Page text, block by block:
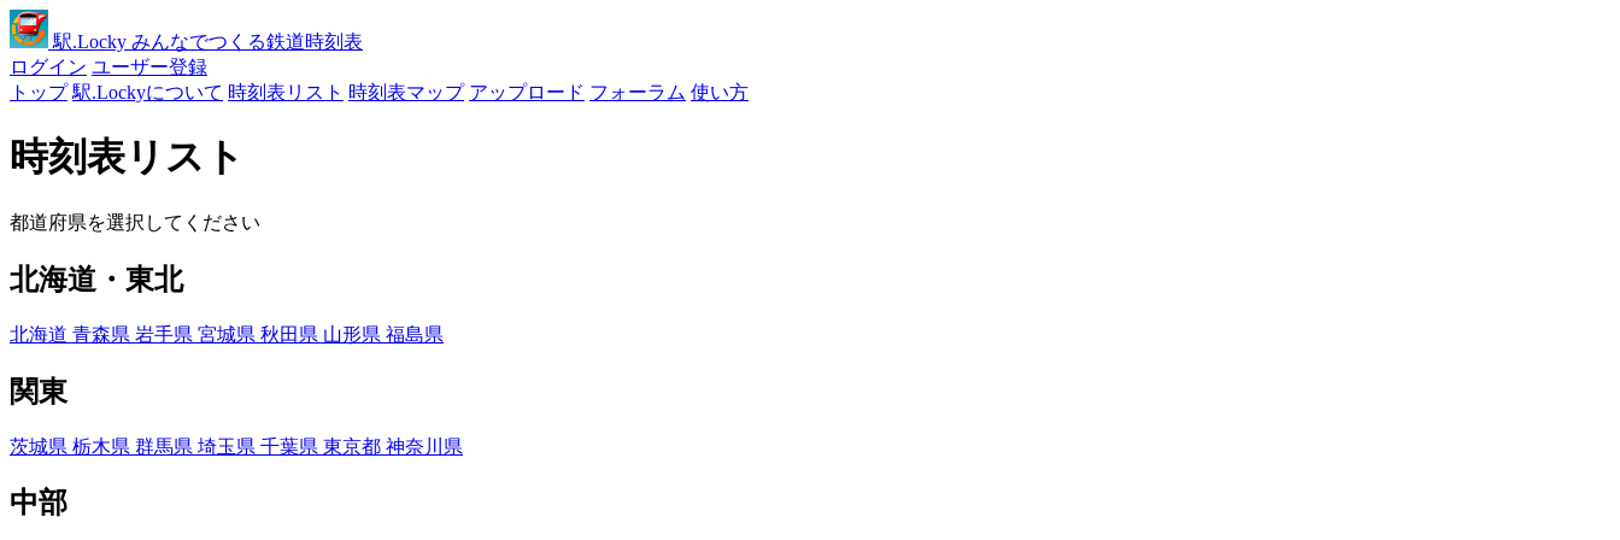
駅.Locky みんなでつくる鉄道時刻表
ログイン ユーザー登録
トップ 駅.Lockyについて 時刻表リスト 時刻表マップ アップロード フォーラム 使い方
時刻表リスト
都道府県を選択してください
北海道・東北
北海道 青森県 岩手県 宮城県 秋田県 山形県 福島県
関東
茨城県 栃木県 群馬県 埼玉県 千葉県 東京都 神奈川県
中部